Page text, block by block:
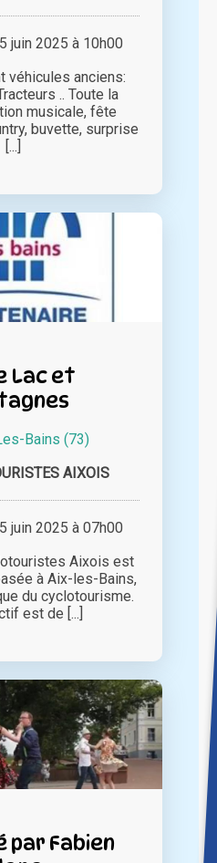
juin 2025 à 10h00
véhicules anciens:
.. Toute la
musicale, fête
buvette, surprise
[...]
Lac et
Bains (73)
AIXOIS
juin 2025 à 07h00
Aixois est
à Aix-les-Bains,
du cyclotourisme.
est de [...]
par Fabien